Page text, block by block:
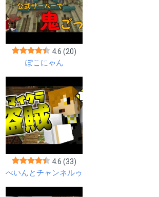
4.6 (20)
ぽこにゃん
4.6 (33)
ぺいんとチャンネルゥ